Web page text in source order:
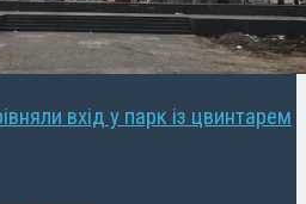
вхід у парк із цвинтарем